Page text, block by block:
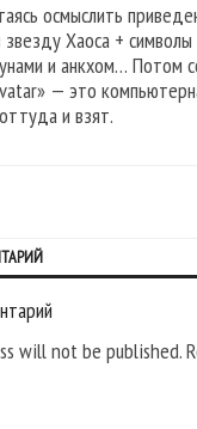
осмыслить
звезду Хаоса +
и анкхом… Потом
— это
и взят.
will not be published.